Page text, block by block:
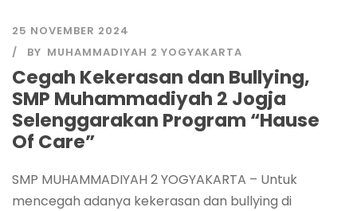
25 NOVEMBER 2024
BY MUHAMMADIYAH 2 YOGYAKARTA
Cegah Kekerasan dan Bullying,
SMP Muhammadiyah 2 Jogja
Selenggarakan Program “Hause
Of Care”
SMP MUHAMMADIYAH 2 YOGYAKARTA – Untuk
mencegah adanya kekerasan dan bullying di